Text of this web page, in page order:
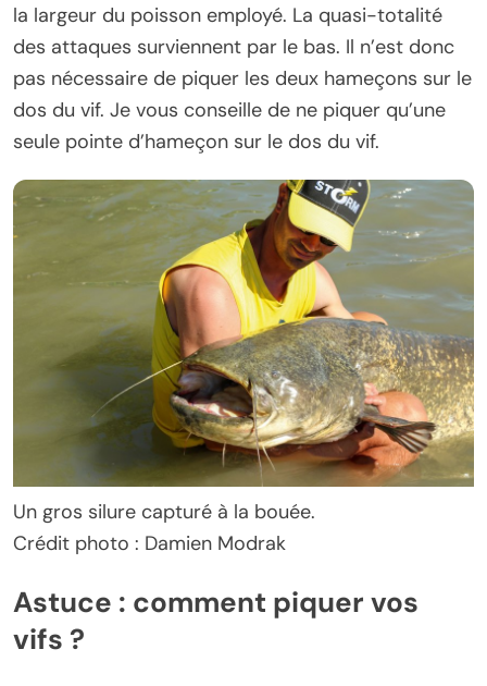
la largeur du poisson employé. La quasi-totalité
des attaques surviennent par le bas. Il n’est donc
pas nécessaire de piquer les deux hameçons sur le
dos du vif. Je vous conseille de ne piquer qu’une
seule pointe d’hameçon sur le dos du vif.
Un gros silure capturé à la bouée.
Crédit photo : Damien Modrak
Astuce : comment piquer vos
vifs ?